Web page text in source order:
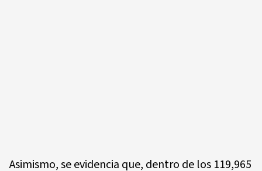
Asimismo, se evidencia que, dentro de los 119,965